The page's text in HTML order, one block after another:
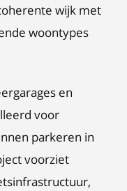
wijk met
woontypes
en
voor
parkeren in
voorziet